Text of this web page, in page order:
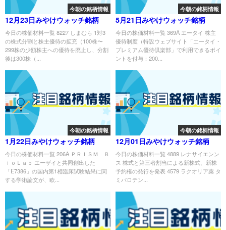
今朝の銘柄情報
12月23日みやけウォッチ銘柄
今日の株価材料一覧 8227 しまむら 1対3
の株式分割と株主優待の拡充（100株〜
299株の少額株主への優待を廃止し、分割
後は300株（...
今朝の銘柄情報
5月21日みやけウォッチ銘柄
今日の株価材料一覧 369A エータイ 株主
優待制度（特設ウェブサイト「エータイ・
プレミアム優待倶楽部」で利用できるポイ
ントを付与：200...
今朝の銘柄情報
1月22日みやけウォッチ銘柄
今日の株価材料一覧 206A ＰＲＩＳＭ Ｂ
ｉｏＬａｂ エーザイと共同創出した
「E7386」の国内第1相臨床試験結果に関
する学術論文が、欧...
今朝の銘柄情報
12月01日みやけウォッチ銘柄
今日の株価材料一覧 4889 レナサイエンン
ス 株式と第三者割当による新株式、新株
予約権の発行を発表 4579 ラクオリア薬 タ
ミバロテン...